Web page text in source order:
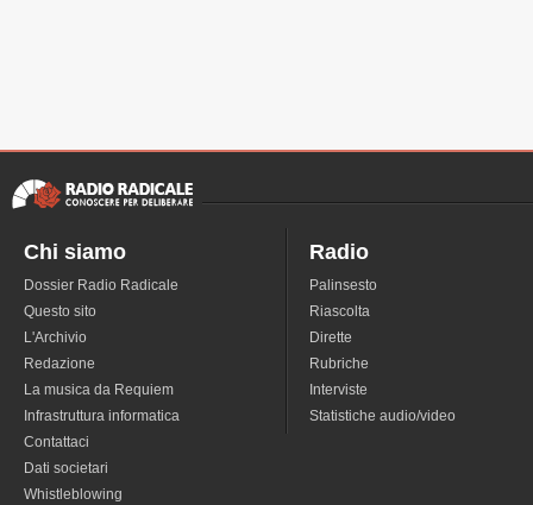
Chi siamo
Dossier Radio Radicale
Questo sito
L'Archivio
Redazione
La musica da Requiem
Infrastruttura informatica
Contattaci
Dati societari
Whistleblowing
Radio
Palinsesto
Riascolta
Dirette
Rubriche
Interviste
Statistiche audio/video